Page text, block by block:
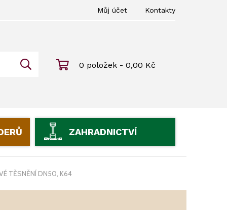
Můj účet Kontakty
0 položek - 0,00 Kč
ZAHRADNICTVÍ
TĚSNĚNÍ DN50, K64